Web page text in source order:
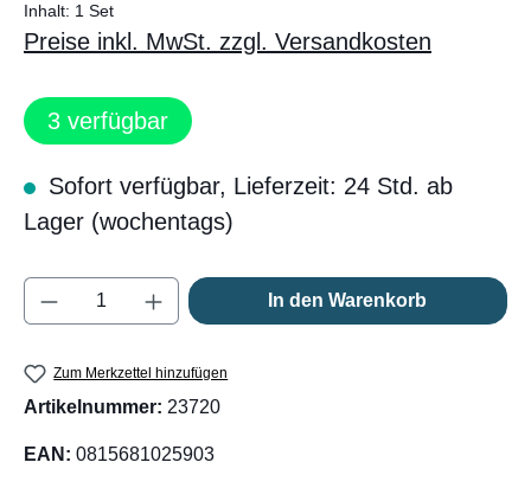
Inhalt: 1 Set
Preise inkl. MwSt. zzgl. Versandkosten
3 verfügbar
Sofort verfügbar, Lieferzeit: 24 Std. ab
Lager (wochentags)
Produkt Anzahl: Gib den gewünschten
In den Warenkorb
Zum Merkzettel hinzufügen
Artikelnummer: 23720
EAN: 0815681025903